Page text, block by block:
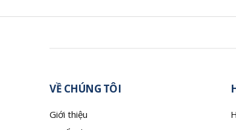
VỀ CHÚNG TÔI
Giới thiệu